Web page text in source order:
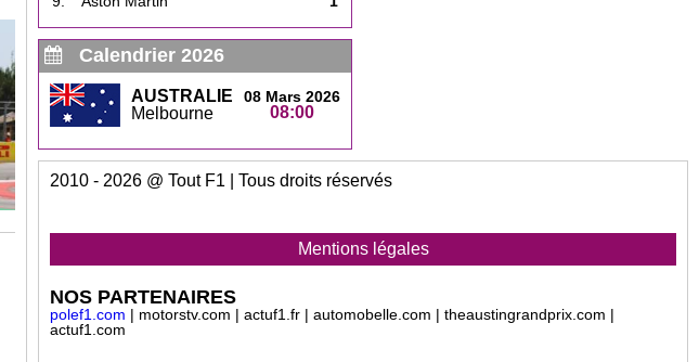
Calendrier 2026
AUSTRALIE
Melbourne
08 Mars 2026
08:00
2010 - 2026 @ Tout F1 | Tous droits réservés
Mentions légales
NOS PARTENAIRES
polef1.com | motorstv.com | actuf1.fr | automobelle.com | theaustingrandprix.com |
actuf1.com